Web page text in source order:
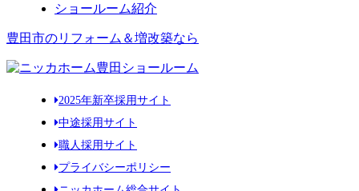
ショールーム紹介
豊田市のリフォーム＆増改築なら
2025年新卒採用サイト
中途採用サイト
職人採用サイト
プライバシーポリシー